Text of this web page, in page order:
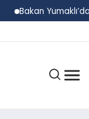
Bakan Yumaklı’dan